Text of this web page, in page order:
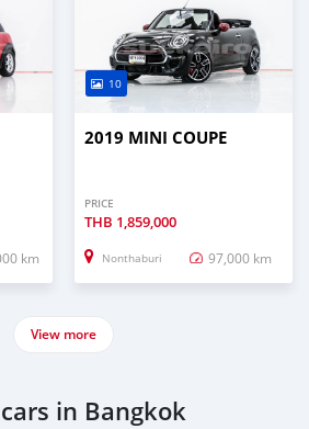
km
10
2019 MINI COUPE
PRICE
THB 1,859,000
Nonthaburi 97,000 km
View more
in Bangkok